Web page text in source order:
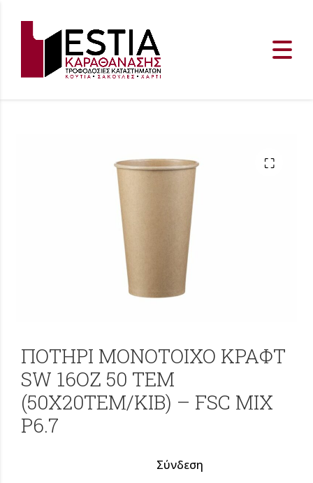
ΠΟΤΗΡΙ ΜΟΝΟΤOΙΧΟ ΚΡΑΦΤ
SW 16OZ 50 ΤΕΜ
(50X20TEM/KIB) – FSC MIX
P6.7
Σύνδεση